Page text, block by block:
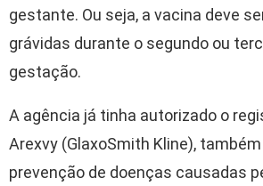
gestante. Ou seja, a vacina deve
grávidas durante o segundo ou
gestação.
A agência já tinha autorizado o
Arexvy (GlaxoSmith Kline),
prevenção de doenças causadas